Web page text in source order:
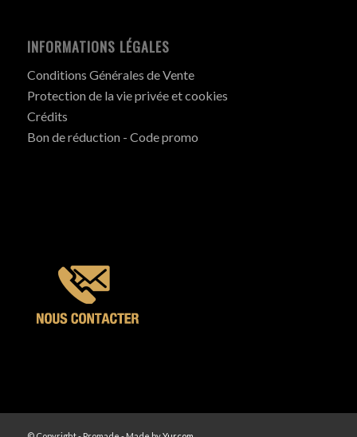
INFORMATIONS LÉGALES
Conditions Générales de Vente
Protection de la vie privée et cookies
Crédits
Bon de réduction - Code promo